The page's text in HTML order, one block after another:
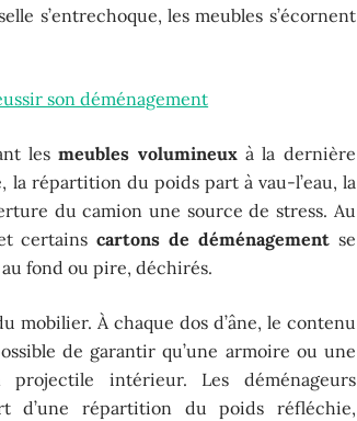
s’entrechoque, les meubles s’écornent
son déménagement
lesmeubles volumineux à la dernière
répartition du poids part à vau-l’eau, la
du camion une source de stress. Au
certainscartons de déménagement se
fond ou pire, déchirés.
mobilier. À chaque dos d’âne, le contenu
de garantir qu’une armoire ou une
intérieur. Les déménageurs
d’une répartition du poids réfléchie,